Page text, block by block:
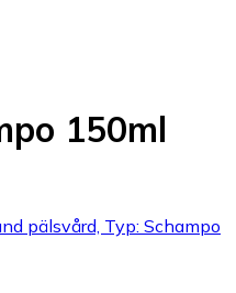
150ml
pälsvård, Typ: Schampo